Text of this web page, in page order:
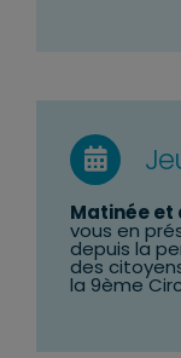
Matinée
vous en
depuis la
des
la 9ème